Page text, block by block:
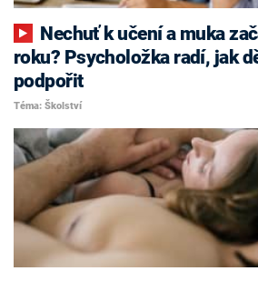
roku? Psycholožka radí, jak
podpořit
Téma: Školství